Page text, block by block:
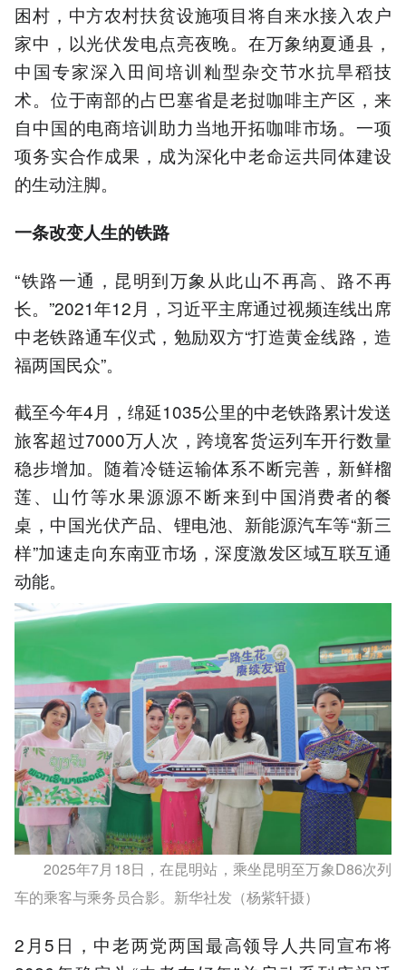
困村，中方农村扶贫设施项目将自来水接入农户
家中，以光伏发电点亮夜晚。在万象纳夏通县，
中国专家深入田间培训籼型杂交节水抗旱稻技
术。位于南部的占巴塞省是老挝咖啡主产区，来
自中国的电商培训助力当地开拓咖啡市场。一项
项务实合作成果，成为深化中老命运共同体建设
的生动注脚。
一条改变人生的铁路
“铁路一通，昆明到万象从此山不再高、路不再
长。”2021年12月，习近平主席通过视频连线出席
中老铁路通车仪式，勉励双方“打造黄金线路，造
福两国民众”。
截至今年4月，绵延1035公里的中老铁路累计发送
旅客超过7000万人次，跨境客货运列车开行数量
稳步增加。随着冷链运输体系不断完善，新鲜榴
莲、山竹等水果源源不断来到中国消费者的餐
桌，中国光伏产品、锂电池、新能源汽车等“新三
样”加速走向东南亚市场，深度激发区域互联互通
动能。
2025年7月18日，在昆明站，乘坐昆明至万象D86次列
车的乘客与乘务员合影。新华社发（杨紫轩摄）
2月5日，中老两党两国最高领导人共同宣布将